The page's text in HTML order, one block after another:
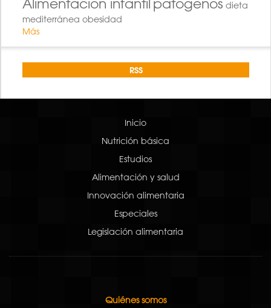
dieta
mediterránea obesidad
Más
RSS
Inicio
Nutrición básica
Estudios
Alimentación y salud
Innovación alimentaria
Especiales
Legislación alimentaria
Quiénes somos